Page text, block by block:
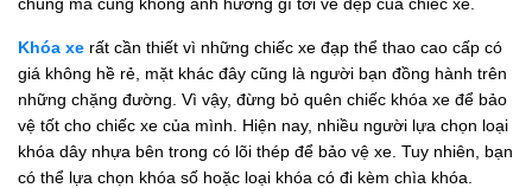
Khóa xe rất cần thiết vì những chiếc xe đạp thể thao cao cấp có
giá không hề rẻ, mặt khác đây cũng là người bạn đồng hành trên
những chặng đường. Vì vậy, đừng bỏ quên chiếc khóa xe để bảo
vệ tốt cho chiếc xe của mình. Hiện nay, nhiều người lựa chọn loại
khóa dây nhựa bên trong có lõi thép để bảo vệ xe. Tuy nhiên, bạn
có thể lựa chọn khóa số hoặc loại khóa có đi kèm chìa khóa.